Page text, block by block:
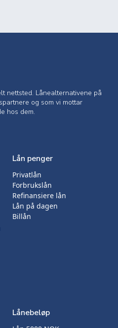
nettsted. Lånealternativene på
og som vi mottar
hos dem.
Lån penger
Privatlån
Forbrukslån
Refinansiere lån
Lån på dagen
Billån
Lånebeløp